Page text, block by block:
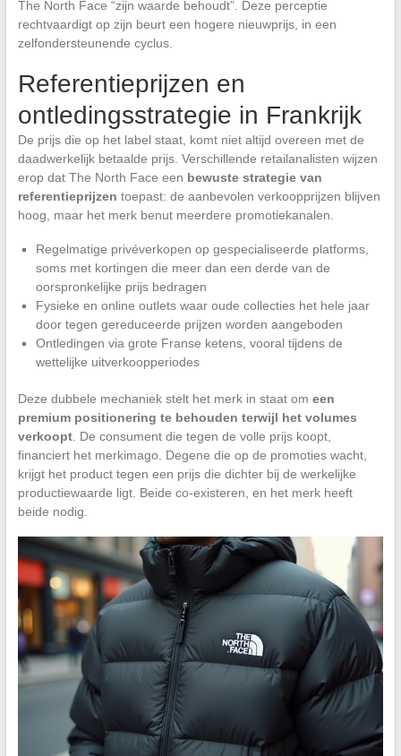
The North Face “zijn waarde behoudt”. Deze perceptie
rechtvaardigt op zijn beurt een hogere nieuwprijs, in een
zelfondersteunende cyclus.
Referentieprijzen en
ontledingsstrategie in Frankrijk
De prijs die op het label staat, komt niet altijd overeen met de
daadwerkelijk betaalde prijs. Verschillende retailanalisten wijzen
erop dat The North Face een bewuste strategie van
referentieprijzen toepast: de aanbevolen verkoopprijzen blijven
hoog, maar het merk benut meerdere promotiekanalen.
Regelmatige privéverkopen op gespecialiseerde platforms,
soms met kortingen die meer dan een derde van de
oorspronkelijke prijs bedragen
Fysieke en online outlets waar oude collecties het hele jaar
door tegen gereduceerde prijzen worden aangeboden
Ontledingen via grote Franse ketens, vooral tijdens de
wettelijke uitverkoopperiodes
Deze dubbele mechaniek stelt het merk in staat om een
premium positionering te behouden terwijl het volumes
verkoopt. De consument die tegen de volle prijs koopt,
financiert het merkimago. Degene die op de promoties wacht,
krijgt het product tegen een prijs die dichter bij de werkelijke
productiewaarde ligt. Beide co-existeren, en het merk heeft
beide nodig.